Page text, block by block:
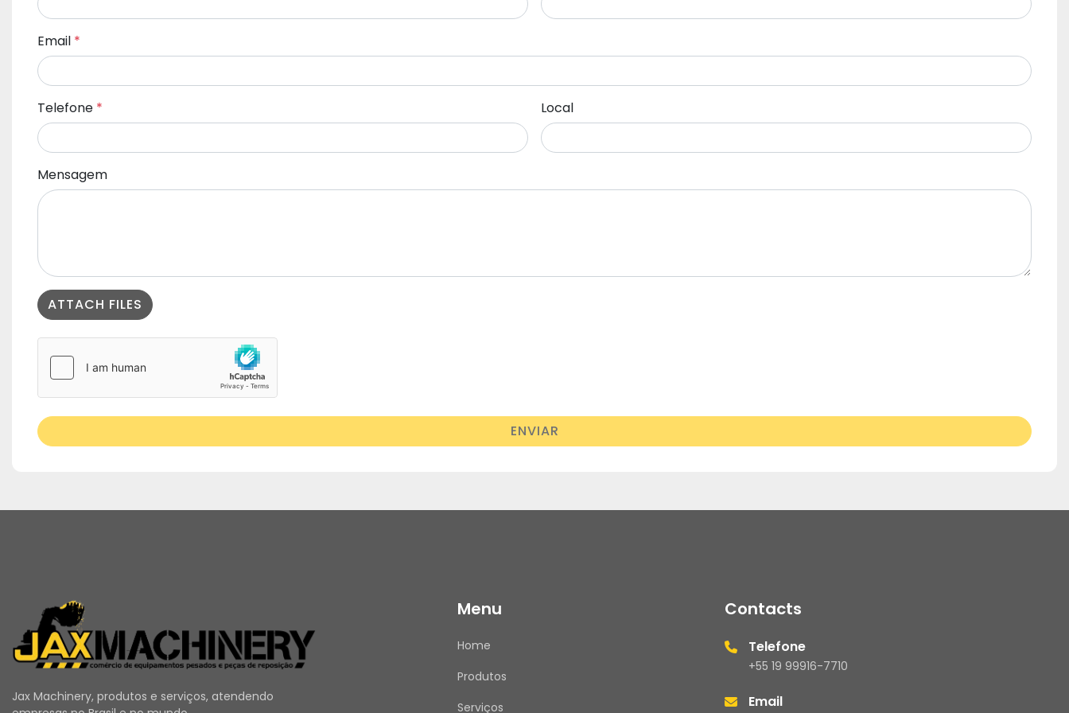
Email *
Telefone * Local
Mensagem
ATTACH FILES
ENVIAR
Jax Machinery, produtos e serviços, atendendo
Menu
Home
Produtos
Serviços
Contacts
Telefone
+55 19 99916-7710
Email